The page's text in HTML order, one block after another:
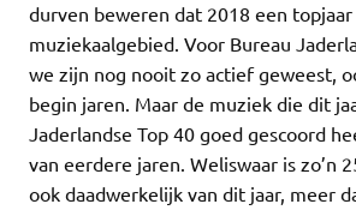
durven beweren dat 2018 een topjaar
muziekaalgebied. Voor Bureau
we zijn nog nooit zo actief geweest,
begin jaren. Maar de muziek die dit
Jaderlandse Top 40 goed gescoord
van eerdere jaren. Weliswaar is zo’n
ook daadwerkelijk van dit jaar, meer